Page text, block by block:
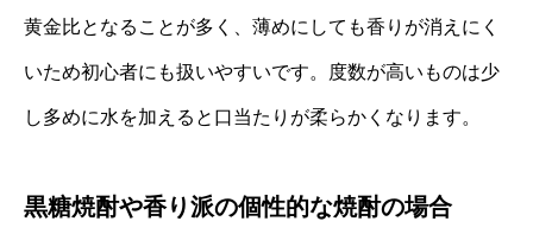
黄金比となることが多く、薄めにしても香りが消えにく
いため初心者にも扱いやすいです。度数が高いものは少
し多めに水を加えると口当たりが柔らかくなります。
黒糖焼酎や香り派の個性的な焼酎の場合